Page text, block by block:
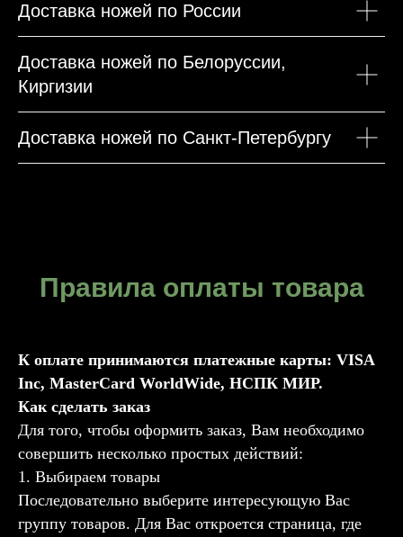
Доставка ножей по России
Доставка ножей по Белоруссии,
Киргизии
Доставка ножей по Санкт-Петербургу
Правила оплаты товара
К оплате принимаются платежные карты: VISA
Inc, MasterCard WorldWide, НСПК МИР.
Как сделать заказ
Для того, чтобы оформить заказ, Вам необходимо
совершить несколько простых действий:
1. Выбираем товары
Последовательно выберите интересующую Вас
группу товаров. Для Вас откроется страница, где